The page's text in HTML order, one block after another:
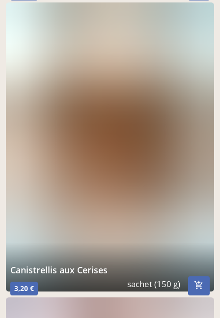
canistrellis aux Cerises
3,20 € sachet (150 g)